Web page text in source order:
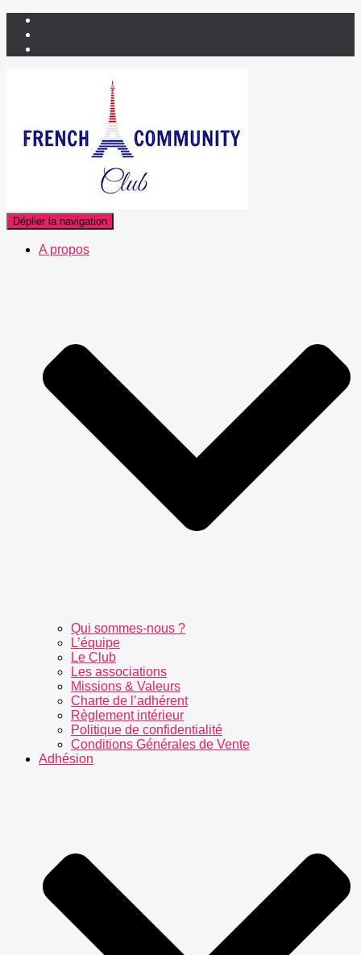
Déplier la navigation
A propos
Qui sommes-nous ?
L’équipe
Le Club
Les associations
Missions & Valeurs
Charte de l’adhérent
Règlement intérieur
Politique de confidentialité
Conditions Générales de Vente
Adhésion